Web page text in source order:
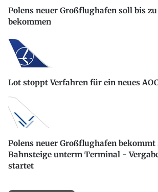
Polens neuer Großflughafen soll bis
bekommen
Lot stoppt Verfahren für ein neues
Polens neuer Großflughafen bekommt
Bahnsteige unterm Terminal -
startet